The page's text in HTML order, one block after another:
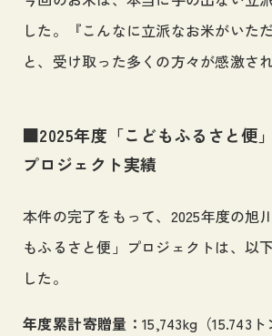
した。『こんなに立派なお米がいた
と、受け取った多くの方々が感激さ
■2025年度「こどもふるさと便
プロジェクト実績
本件の完了をもって、2025年度の旭
もふるさと便」プロジェクトは、以
した。
年度累計寄贈量：15,743kg（15.743ト